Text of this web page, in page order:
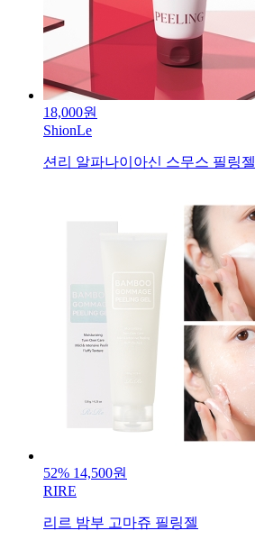
18,000원
ShionLe
션리 알파나이아신 스무스 필링젤
52% 14,500원
RIRE
리르 밤부 고마쥬 필링젤